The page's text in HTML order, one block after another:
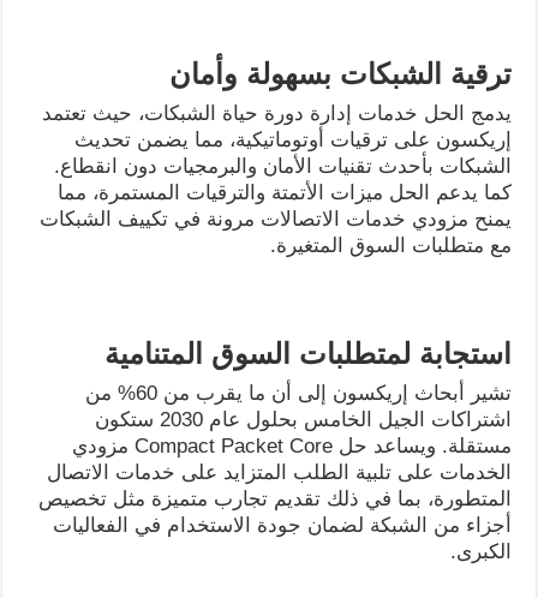
ترقية الشبكات بسهولة وأمان
يدمج الحل خدمات إدارة دورة حياة الشبكات، حيث تعتمد
إريكسون على ترقيات أوتوماتيكية، مما يضمن تحديث
الشبكات بأحدث تقنيات الأمان والبرمجيات دون انقطاع.
كما يدعم الحل ميزات الأتمتة والترقيات المستمرة، مما
يمنح مزودي خدمات الاتصالات مرونة في تكييف الشبكات
مع متطلبات السوق المتغيرة.
استجابة لمتطلبات السوق المتنامية
تشير أبحاث إريكسون إلى أن ما يقرب من 60% من
اشتراكات الجيل الخامس بحلول عام 2030 ستكون
مستقلة. ويساعد حل Compact Packet Core مزودي
الخدمات على تلبية الطلب المتزايد على خدمات الاتصال
المتطورة، بما في ذلك تقديم تجارب متميزة مثل تخصيص
أجزاء من الشبكة لضمان جودة الاستخدام في الفعاليات
الكبرى.